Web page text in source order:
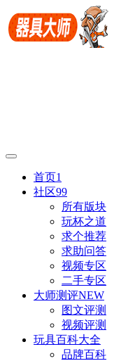
首页1
社区99
所有版块
玩杯之道
求个推荐
求助问答
视频专区
二手专区
大师测评NEW
图文评测
视频评测
玩具百科大全
品牌百科